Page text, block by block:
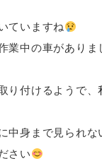
ていますね
中の車がありま
り付けるようで
中身まで見られ
さい